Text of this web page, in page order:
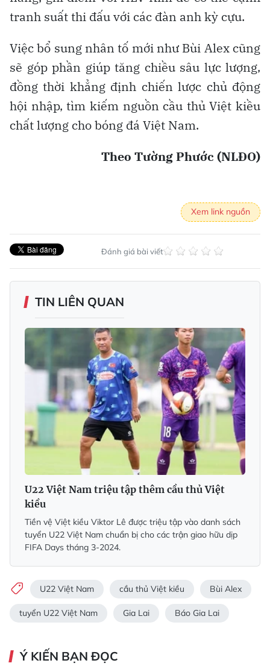
tranh suất thi đấu với các đàn anh kỳ cựu.
Việc bổ sung nhân tố mới như Bùi Alex cũng
sẽ góp phần giúp tăng chiều sâu lực lượng,
đồng thời khẳng định chiến lược chủ động
hội nhập, tìm kiếm nguồn cầu thủ Việt kiều
chất lượng cho bóng đá Việt Nam.
Theo Tường Phước (NLĐO)
Xem link nguồn
Đánh giá bài viết
TIN LIÊN QUAN
U22 Việt Nam triệu tập thêm cầu thủ Việt
kiều
Tiền vệ Việt kiều Viktor Lê được triệu tập vào danh sách
tuyển U22 Việt Nam chuẩn bị cho các trận giao hữu dịp
FIFA Days tháng 3-2024.
U22 Việt Nam cầu thủ Việt kiều Bùi Alex
tuyển U22 Việt Nam Gia Lai Báo Gia Lai
Ý KIẾN BẠN ĐỌC